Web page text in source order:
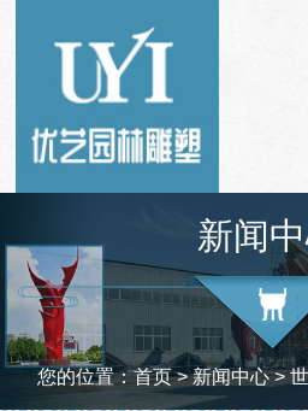
玻
新
新闻
您的位置：首页>新闻中心>